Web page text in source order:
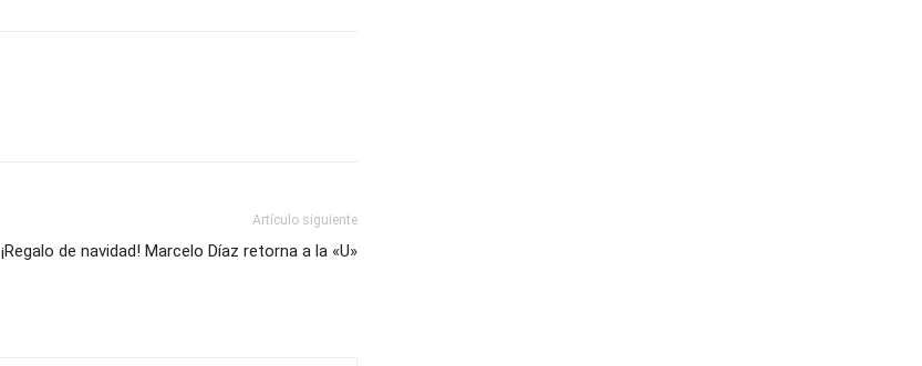
Artículo siguiente
¡Regalo de navidad! Marcelo Díaz retorna a la «U»